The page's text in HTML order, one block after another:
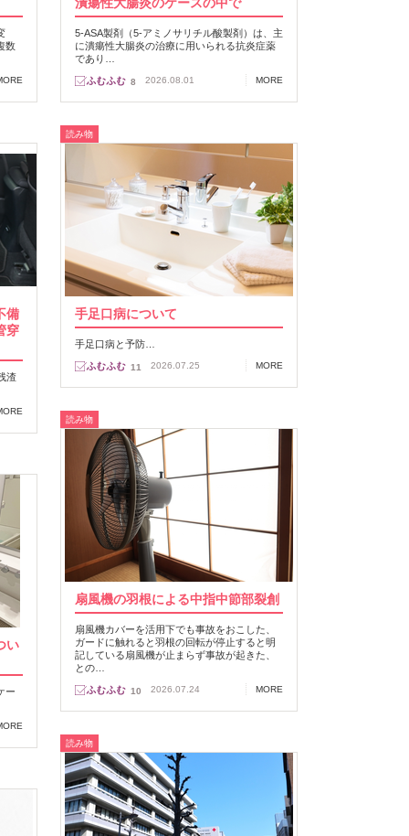
数
5-ASA製剤（5-アミノサリチル酸製剤）は、主
に潰瘍性大腸炎の治療に用いられる抗炎症薬
であり…
8 2026.08.01 MORE
備
穿
渣
読み物
手足口病について
手足口病と予防…
11 2026.07.25 MORE
読み物
扇風機の羽根による中指中節部裂創
扇風機カバーを活用下でも事故をおこした、
ガードに触れると羽根の回転が停止すると明
記している扇風機が止まらず事故が起きた、
との…
10 2026.07.24 MORE
い
ー
読み物